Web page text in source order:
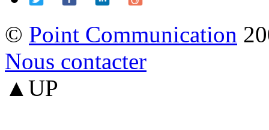
© Point Communication
Nous contacter
▲UP